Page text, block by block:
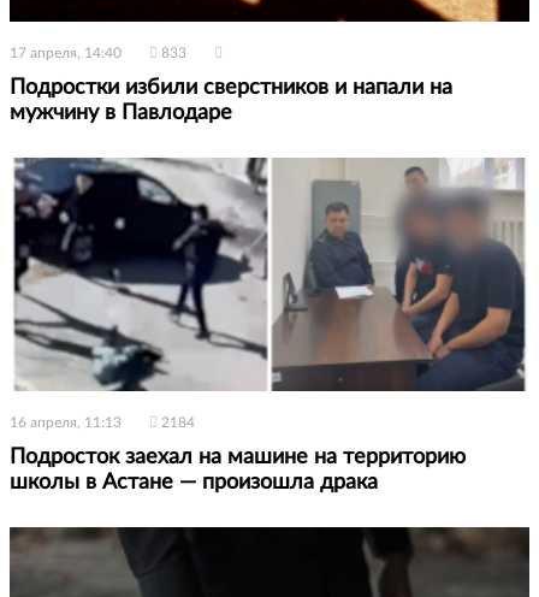
17 апреля, 14:40 833
Подростки избили сверстников и напали на
мужчину в Павлодаре
16 апреля, 11:13 2184
Подросток заехал на машине на территорию
школы в Астане — произошла драка